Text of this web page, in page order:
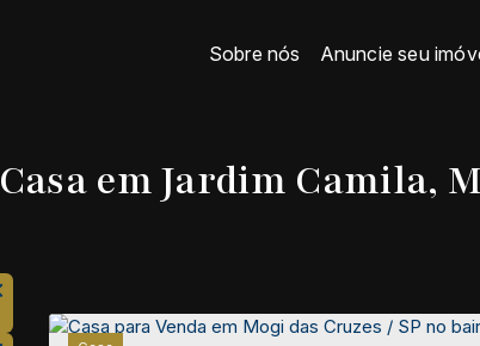
Anuncie seu
Sobre nós
Casa em Jardim Camila,